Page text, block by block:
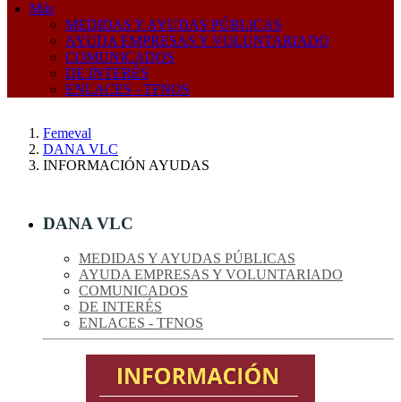
Más
MEDIDAS Y AYUDAS PÚBLICAS
AYUDA EMPRESAS Y VOLUNTARIADO
COMUNICADOS
DE INTERÉS
ENLACES - TFNOS
Femeval
DANA VLC
INFORMACIÓN AYUDAS
DANA VLC
MEDIDAS Y AYUDAS PÚBLICAS
AYUDA EMPRESAS Y VOLUNTARIADO
COMUNICADOS
DE INTERÉS
ENLACES - TFNOS